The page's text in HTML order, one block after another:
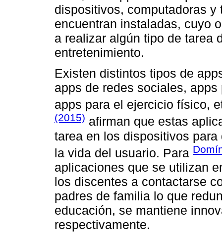
dispositivos, computadoras
encuentran instaladas, cuyo
a realizar algún tipo de tarea
entretenimiento.
Existen distintos tipos de
apps de redes sociales,
apps para el ejercicio físico,
(2015) afirman que estas
tarea en los dispositivos
la vida del usuario. Para
aplicaciones que se utilizan
los discentes a contactarse
padres de familia lo que
educación, se mantiene
respectivamente.